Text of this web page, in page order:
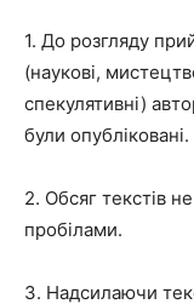
1. До розгляду
(наукові,
спекулятивні)
були опубліковані.
2. Обсяг текстів
пробілами.
3. Надсилаючи